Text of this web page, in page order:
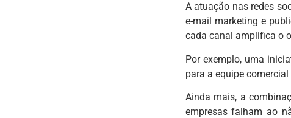
A atuação nas redes
e-mail marketing e
cada canal amplifica o
Por exemplo, uma
para a equipe
Ainda mais, a
empresas falham ao